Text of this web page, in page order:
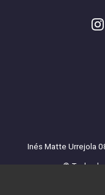
Inés Matte Urrejola
© Todos